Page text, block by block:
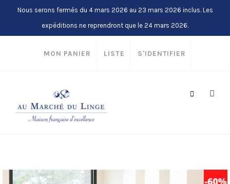
Nous serons fermés du 4 mars 2026 au 23 mars 2026 inclus. Les
expéditions ne reprendront que le 24 mars 2026.
MON PANIER LISTE S'IDENTIFIER